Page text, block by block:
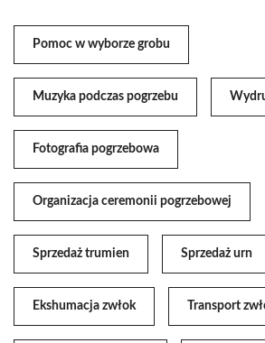
Pomoc w wyborze grobu
Muzyka podczas pogrzebu
Fotografia pogrzebowa
Organizacja ceremonii pogrzebowej
Sprzedaż trumien Sprzedaż urn
Ekshumacja zwłok Transport